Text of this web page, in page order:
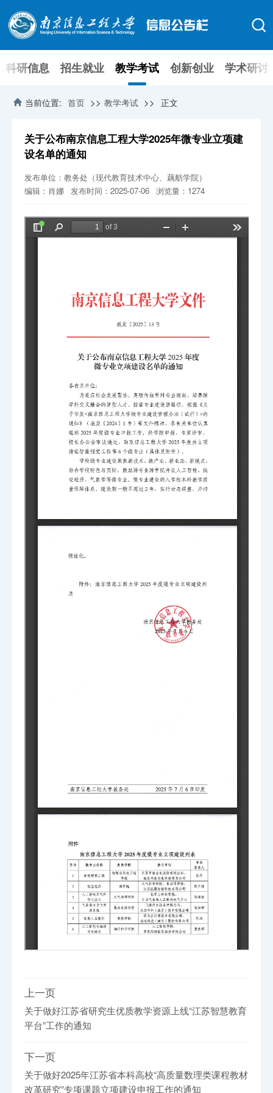
科研信息 招生就业 教学考试 创新创业 学术研讨
当前位置: 首页 >> 教学考试 >> 正文
关于公布南京信息工程大学2025年微专业立项建
设名单的通知
发布单位：教务处（现代教育技术中心、藕舫学院）
编辑：肖娜 发布时间：2025-07-06 浏览量： 1274
上一页
关于做好江苏省研究生优质教学资源上线“江苏智慧教育
平台”工作的通知
下一页
关于做好2025年江苏省本科高校“高质量数理类课程教材
改革研究”专项课题立项建设申报工作的通知